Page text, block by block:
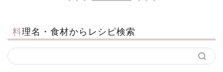
料理名・食材からレシピ検索